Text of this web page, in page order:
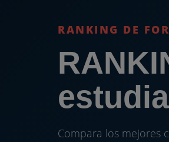
RANKING DE
Compara los mejores